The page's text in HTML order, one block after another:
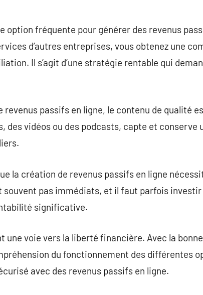
option fréquente pour générer des revenus
d’autres entreprises, vous obtenez une
Il s’agit d’une stratégie rentable qui
revenus passifs en ligne, le contenu de qualité
des vidéos ou des podcasts, capte et conserve
la création de revenus passifs en ligne
souvent pas immédiats, et il faut parfois
significative.
une voie vers la liberté financière. Avec la
du fonctionnement des différentes
avec des revenus passifs en ligne.